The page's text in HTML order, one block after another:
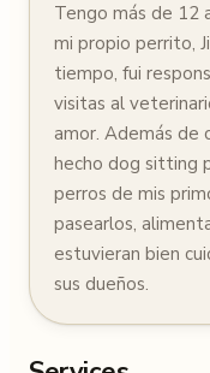
Tengo más de 12
mi propio perrito,
tiempo, fui
visitas al
amor. Además de
hecho dog sitting
perros de mis
pasearlos,
estuvieran bien
sus dueños.